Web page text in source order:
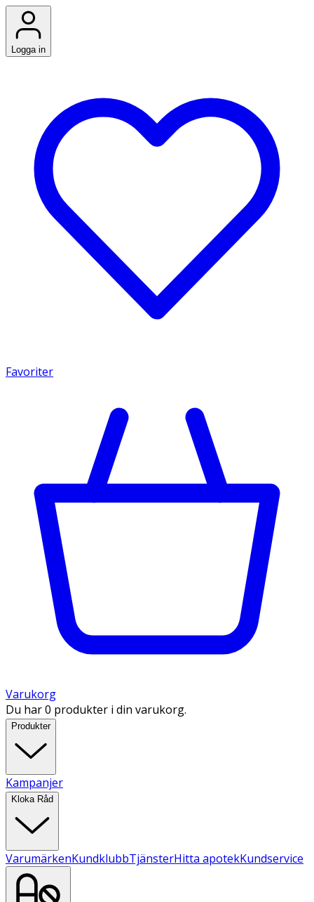
Logga in
Favoriter
Varukorg
Du har 0 produkter i din varukorg.
Produkter
Kampanjer
Kloka Råd
VarumärkenKundklubbTjänsterHitta apotekKundservice